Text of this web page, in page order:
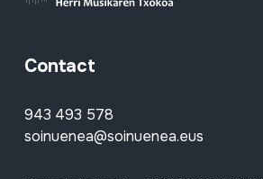
Contact
943 493 578
soinuenea@soinuenea.eus